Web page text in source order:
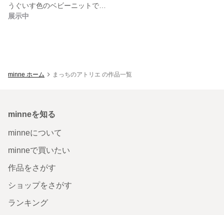
展示中
minne ホーム まっちのアトリエ の作品一覧
minneを知る
minneについて
minneで買いたい
作品をさがす
ショップをさがす
ランキング